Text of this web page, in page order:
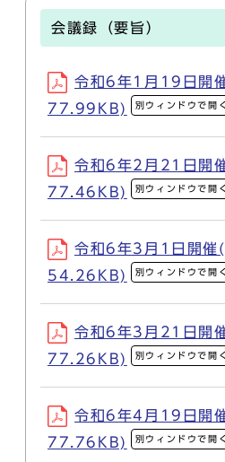
会議録（要旨）
令和6年1月19日開
77.99KB)
別ウィンドウで開く
令和6年2月21日開
77.46KB)
別ウィンドウで開く
令和6年3月1日開催
54.26KB)
別ウィンドウで開く
令和6年3月21日開
77.26KB)
別ウィンドウで開く
令和6年4月19日開
77.76KB)
別ウィンドウで開く